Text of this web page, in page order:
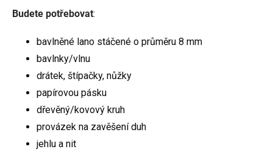
Budete potřebovat:
bavlněné lano stáčené o průměru 8 mm
bavlnky/vlnu
drátek, štípačky, nůžky
papírovou pásku
dřevěný/kovový kruh
provázek na zavěšení duh
jehlu a nit